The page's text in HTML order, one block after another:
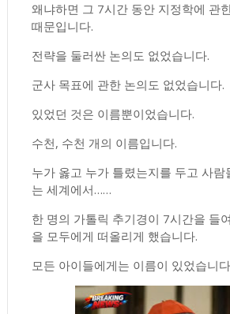
왜냐하면 그 7시간 동안 지정학에 관
때문입니다.
전략을 둘러싼 논의도 없었습니다.
군사 목표에 관한 논의도 없었습니다.
있었던 것은 이름뿐이었습니다.
수천, 수천 개의 이름입니다.
누가 옳고 누가 틀렸는지를 두고 사람
는 세계에서……
한 명의 가톨릭 추기경이 7시간을 들
을 모두에게 떠올리게 했습니다.
모든 아이들에게는 이름이 있었습니